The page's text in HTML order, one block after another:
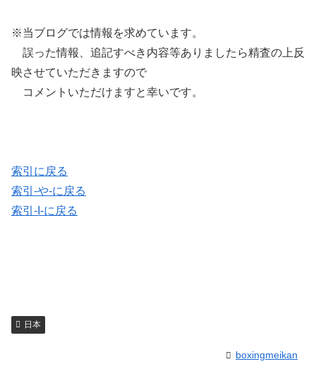
※当ブログでは情報を求めています。
誤った情報、追記すべき内容等ありましたら精査の上反
映させていただきますので
コメントいただけますと幸いです。
索引に戻る
索引-や-に戻る
索引-I-に戻る
日本
boxingmeikan